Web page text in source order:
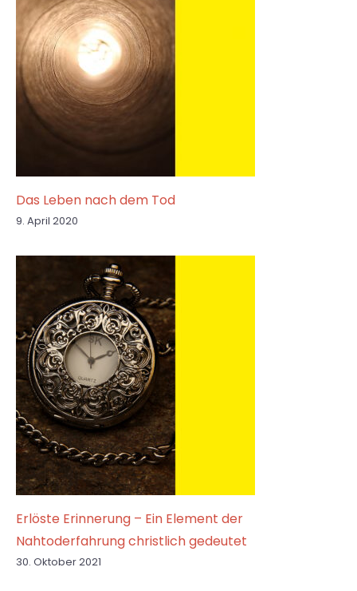
Das Leben nach dem Tod
9. April 2020
Erlöste Erinnerung – Ein Element der
Nahtoderfahrung christlich gedeutet
30. Oktober 2021